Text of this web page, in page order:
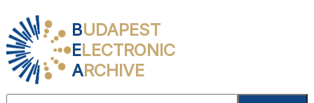
BUDAPEST
ELECTRONIC
ARCHIVE